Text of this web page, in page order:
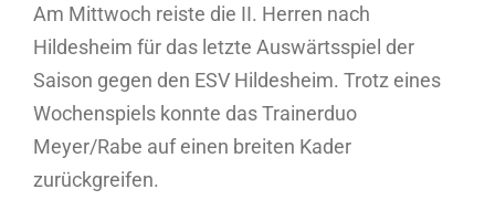
Am Mittwoch reiste die II. Herren nach
Hildesheim für das letzte Auswärtsspiel der
Saison gegen den ESV Hildesheim. Trotz eines
Wochenspiels konnte das Trainerduo
Meyer/Rabe auf einen breiten Kader
zurückgreifen.